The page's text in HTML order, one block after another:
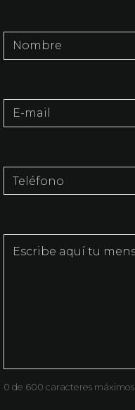
Nombre
E.mail
Teléfono
0 de 600 caracteres máximos